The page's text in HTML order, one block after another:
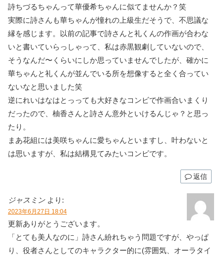
詩ちづるちゃんって華優希ちゃんに似てませんか？笑
実際に詩さんも華ちゃんが憧れの上級生だそうで、不思議な
縁を感じます。以前の記事で詩さんと礼くんの作画が合わな
いと書いていらっしゃって、私は赤黒観劇していないので、
そうなんだ〜くらいにしか思っていませんでしたが、確かに
華ちゃんと礼くんが並んでいる所を想像すると全く合ってい
ないなと思いました笑
逆にれいはなはとっっても大好きなコンビで作画合いまくり
だったので、柚香さんと詩さん意外といけるんじゃ？と思っ
たり。
まあ花組には美咲ちゃんに愛ちゃんといますし、叶わないと
は思いますが、私は結構見てみたいコンビです。
返信
ジャスミン より:
2023年6月27日 18:04
更新ありがとうございます。
「とても美人なのに」詩さん紛れちゃう問題ですが、やっぱ
り、役者さんとしてのキャラクター的に(雰囲気、オーラタイ